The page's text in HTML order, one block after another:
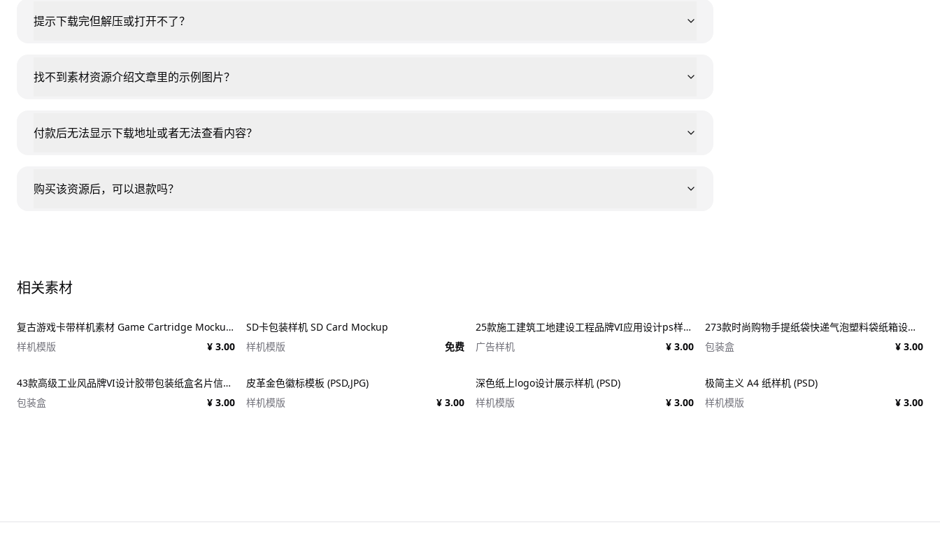
提示下载完但解压或打开不了？
找不到素材资源介绍文章里的示例图片？
付款后无法显示下载地址或者无法查看内容？
购买该资源后，可以退款吗？
相关素材
复古游戏卡带样机素材 Game Cartridge Mockup Bundle Retro
样机模版
¥ 3.00
SD卡包装样机 SD Card Mockup
样机模版
免费
25款施工建筑工地建设工程品牌VI应用设计ps样机素材展示效果图 25x Construction Mockup Bundle Vol.02
广告样机
¥ 3.00
273款时尚购物手提纸袋快递气泡塑料袋纸箱设计贴图PSD样机 Printhouse Mockups Bundle v.1
包装盒
¥ 3.00
43款高级工业风品牌VI设计胶带包装纸盒名片信纸信封展示效果图PSD样机 Duct tape &#038; Box mockups
包装盒
¥ 3.00
皮革金色徽标模板 (PSD,JPG)
样机模版
¥ 3.00
深色纸上logo设计展示样机 (PSD)
样机模版
¥ 3.00
极简主义 A4 纸样机 (PSD)
样机模版
¥ 3.00